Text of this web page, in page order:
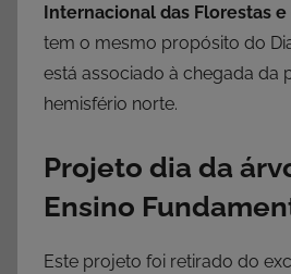
Internacional das Florestas
tem o mesmo propósito do
está associado à chegada da
hemisfério norte.
Projeto dia da
Ensino
Este projeto foi retirado do